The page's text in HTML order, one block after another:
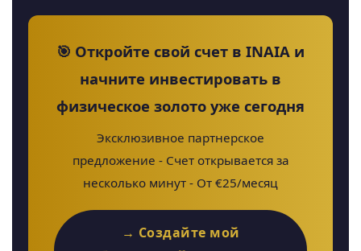
🎯 Откройте свой счет в INAIA и
начните инвестировать в
физическое золото уже сегодня
Эксклюзивное партнерское
предложение - Счет открывается за
несколько минут - От €25/месяц
→ Создайте мой